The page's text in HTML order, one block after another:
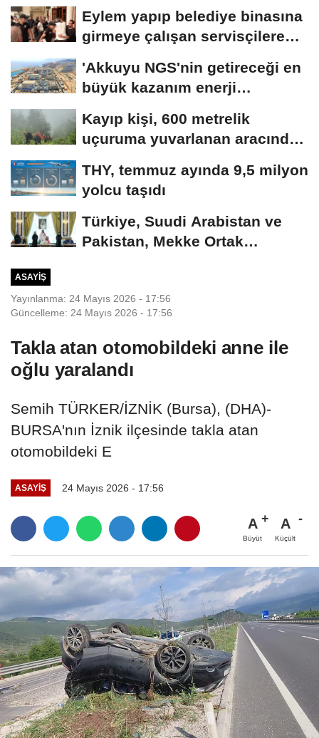
Eylem yapıp belediye binasına
girmeye çalışan servisçilere
'Akkuyu NGS'nin getireceği en
büyük kazanım enerji
Kayıp kişi, 600 metrelik
uçuruma yuvarlanan aracında
THY, temmuz ayında 9,5 milyon
yolcu taşıdı
Türkiye, Suudi Arabistan ve
Pakistan, Mekke Ortak
ASAYIŞ
Yayınlanma: 24 Mayıs 2026 - 17:56
Güncelleme: 24 Mayıs 2026 - 17:56
Takla atan otomobildeki anne ile
oğlu yaralandı
Semih TÜRKER/İZNİK (Bursa), (DHA)-
BURSA'nın İznik ilçesinde takla atan
otomobildeki E
ASAYIŞ 24 Mayıs 2026 - 17:56
A
Büyüt
A
Küçült